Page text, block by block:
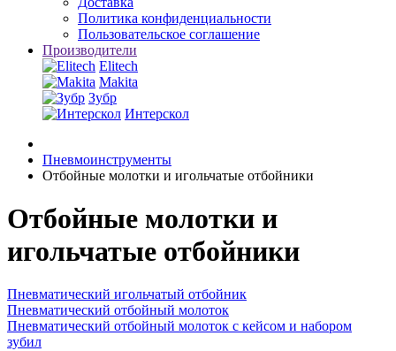
Политика конфиденциальности
Пользовательское соглашение
Производители
Elitech
Makita
Зубр
Интерскол
Пневмоинструменты
Отбойные молотки и игольчатые отбойники
Отбойные молотки и
игольчатые отбойники
Пневматический игольчатый отбойник
Пневматический отбойный молоток
Пневматический отбойный молоток с кейсом и набором
зубил